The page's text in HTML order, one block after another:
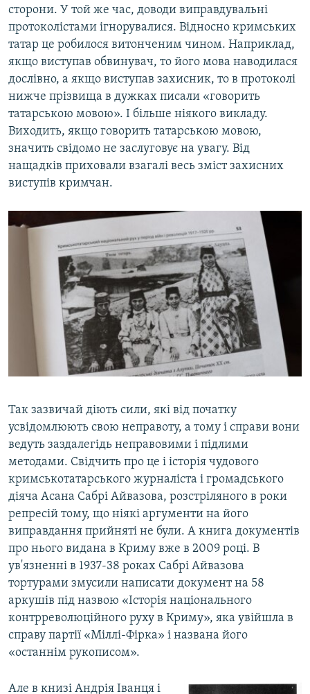
сторони. У той же час, доводи виправдувальні
протоколістами ігнорувалися. Відносно кримських
татар це робилося витонченим чином. Наприклад,
якщо виступав обвинувач, то його мова наводилася
дослівно, а якщо виступав захисник, то в протоколі
нижче прізвища в дужках писали «говорить
татарською мовою». І більше ніякого викладу.
Виходить, якщо говорить татарською мовою,
значить свідомо не заслуговує на увагу. Від
нащадків приховали взагалі весь зміст захисних
виступів кримчан.
Так зазвичай діють сили, які від початку
усвідомлюють свою неправоту, а тому і справи вони
ведуть заздалегідь неправовими і підлими
методами. Свідчить про це і історія чудового
кримськотатарського журналіста і громадського
діяча Асана Сабрі Айвазова, розстріляного в роки
репресій тому, що ніякі аргументи на його
виправдання прийняті не були. А книга документів
про нього видана в Криму вже в 2009 році. В
ув'язненні в 1937-38 роках Сабрі Айвазова
тортурами змусили написати документ на 58
аркушів під назвою «Історія національного
контрреволюційного руху в Криму», яка увійшла в
справу партії «Міллі-Фірка» і названа його
«останнім рукописом».
Але в книзі Андрія Іванця і